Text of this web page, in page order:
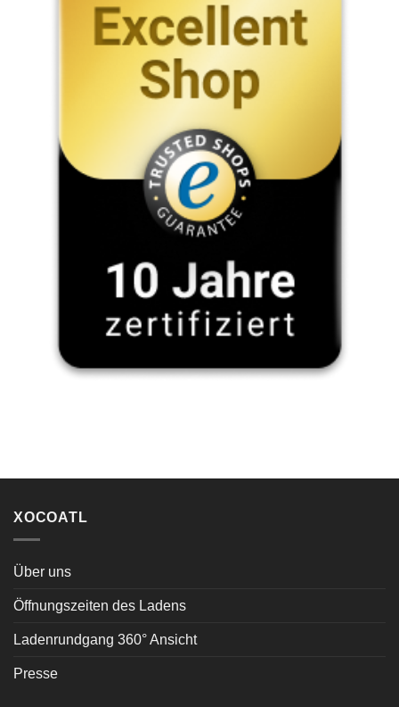
XOCOATL
Über uns
Öffnungszeiten des Ladens
Ladenrundgang 360° Ansicht
Presse